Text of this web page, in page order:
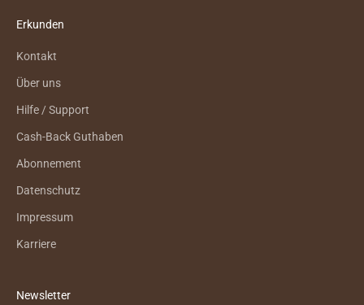
Erkunden
Kontakt
Über uns
Hilfe / Support
Cash-Back Guthaben
Abonnement
Datenschutz
Impressum
Karriere
Newsletter